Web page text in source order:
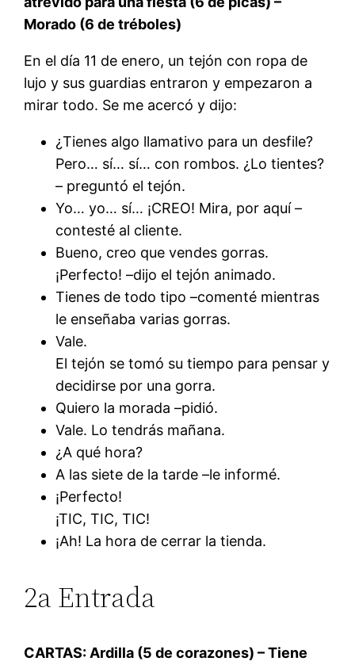
Morado (6 de tréboles)
En el día 11 de enero, un tejón con ropa de
lujo y sus guardias entraron y empezaron a
mirar todo. Se me acercó y dijo:
¿Tienes algo llamativo para un desfile?
Pero… sí… sí… con rombos. ¿Lo tientes?
– preguntó el tejón.
Yo… yo… sí… ¡CREO! Mira, por aquí –
contesté al cliente.
Bueno, creo que vendes gorras.
¡Perfecto! –dijo el tejón animado.
Tienes de todo tipo –comenté mientras
le enseñaba varias gorras.
Vale.
El tejón se tomó su tiempo para pensar y
decidirse por una gorra.
Quiero la morada –pidió.
Vale. Lo tendrás mañana.
¿A qué hora?
A las siete de la tarde –le informé.
¡Perfecto!
¡TIC, TIC, TIC!
¡Ah! La hora de cerrar la tienda.
2a Entrada
CARTAS: Ardilla (5 de corazones) – Tiene